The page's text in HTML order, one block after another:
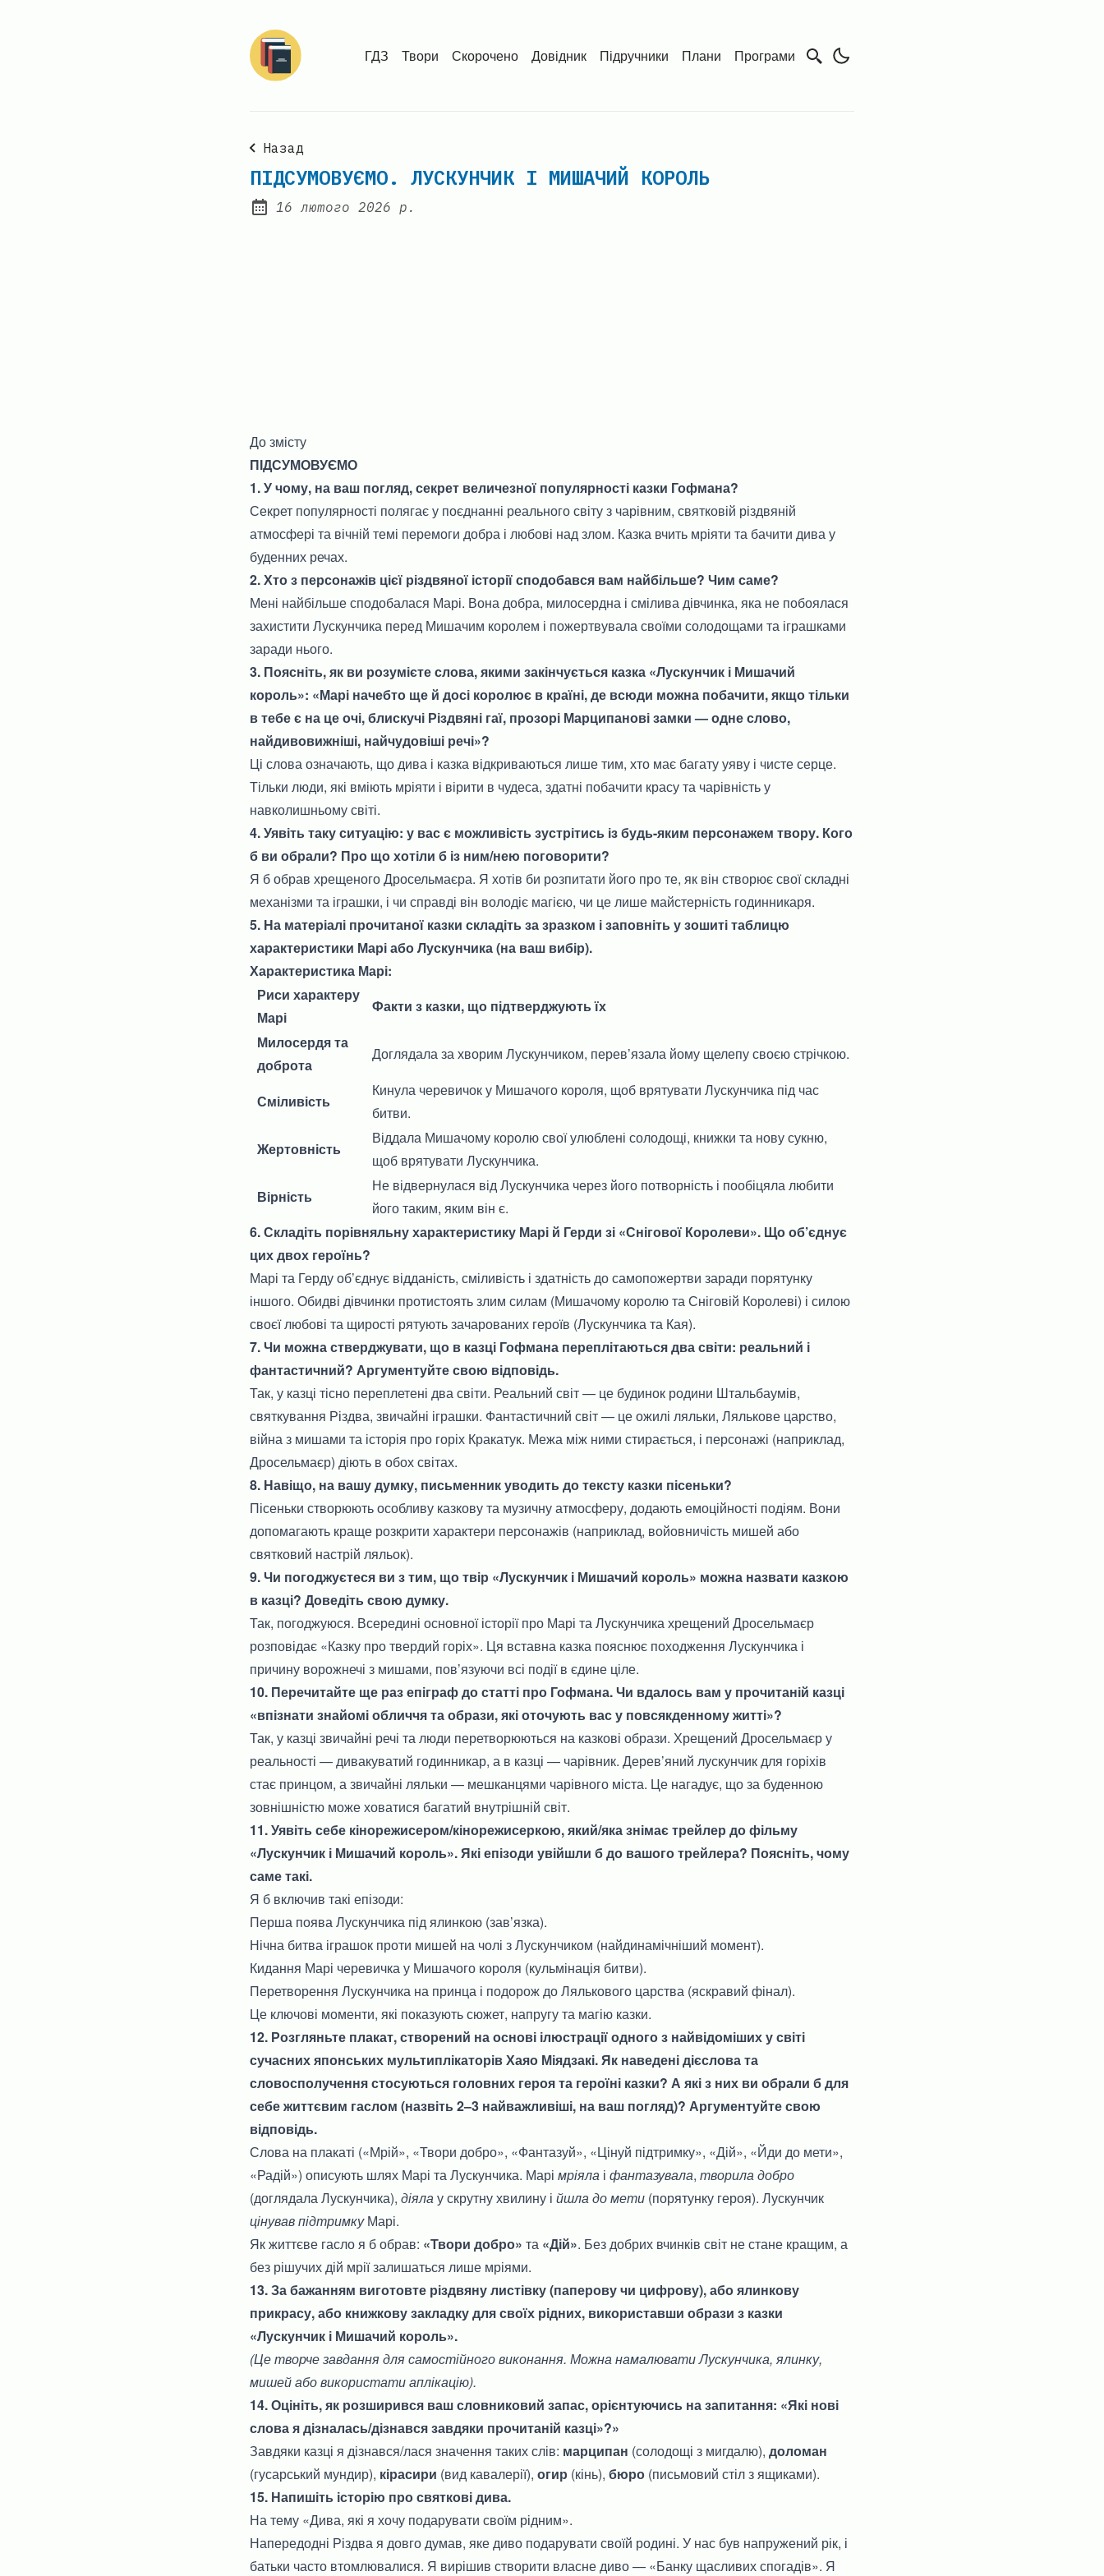
ГДЗ Твори Скорочено Довідник Підручники Плани Програми
Назад
ПІДСУМОВУЄМО. ЛУСКУНЧИК І МИШАЧИЙ КОРОЛЬ
Posted on:
16 лютого 2026 р.
До змісту
ПІДСУМОВУЄМО
1. У чому, на ваш погляд, секрет величезної популярності казки Гофмана?
Секрет популярності полягає у поєднанні реального світу з чарівним, святковій різдвяній
атмосфері та вічній темі перемоги добра і любові над злом. Казка вчить мріяти та бачити дива у
буденних речах.
2. Хто з персонажів цієї різдвяної історії сподобався вам найбільше? Чим саме?
Мені найбільше сподобалася Марі. Вона добра, милосердна і смілива дівчинка, яка не побоялася
захистити Лускунчика перед Мишачим королем і пожертвувала своїми солодощами та іграшками
заради нього.
3. Поясніть, як ви розумієте слова, якими закінчується казка «Лускунчик і Мишачий
король»: «Марі начебто ще й досі королює в країні, де всюди можна побачити, якщо тільки
в тебе є на це очі, блискучі Різдвяні гаї, прозорі Марципанові замки — одне слово,
найдивовижніші, найчудовіші речі»?
Ці слова означають, що дива і казка відкриваються лише тим, хто має багату уяву і чисте серце.
Тільки люди, які вміють мріяти і вірити в чудеса, здатні побачити красу та чарівність у
навколишньому світі.
4. Уявіть таку ситуацію: у вас є можливість зустрітись із будь-яким персонажем твору. Кого
б ви обрали? Про що хотіли б із ним/нею поговорити?
Я б обрав хрещеного Дросельмаєра. Я хотів би розпитати його про те, як він створює свої складні
механізми та іграшки, і чи справді він володіє магією, чи це лише майстерність годинникаря.
5. На матеріалі прочитаної казки складіть за зразком і заповніть у зошиті таблицю
характеристики Марі або Лускунчика (на ваш вибір).
Характеристика Марі:
Риси характеру
Марі
Факти з казки, що підтверджують їх
Милосердя та
доброта
Доглядала за хворим Лускунчиком, перев’язала йому щелепу своєю стрічкою.
Сміливість
Кинула черевичок у Мишачого короля, щоб врятувати Лускунчика під час
битви.
Жертовність
Віддала Мишачому королю свої улюблені солодощі, книжки та нову сукню,
щоб врятувати Лускунчика.
Вірність
Не відвернулася від Лускунчика через його потворність і пообіцяла любити
його таким, яким він є.
6. Складіть порівняльну характеристику Марі й Герди зі «Снігової Королеви». Що об’єднує
цих двох героїнь?
Марі та Герду об’єднує відданість, сміливість і здатність до самопожертви заради порятунку
іншого. Обидві дівчинки протистоять злим силам (Мишачому королю та Сніговій Королеві) і силою
своєї любові та щирості рятують зачарованих героїв (Лускунчика та Кая).
7. Чи можна стверджувати, що в казці Гофмана переплітаються два світи: реальний і
фантастичний? Аргументуйте свою відповідь.
Так, у казці тісно переплетені два світи. Реальний світ — це будинок родини Штальбаумів,
святкування Різдва, звичайні іграшки. Фантастичний світ — це ожилі ляльки, Лялькове царство,
війна з мишами та історія про горіх Кракатук. Межа між ними стирається, і персонажі (наприклад,
Дросельмаєр) діють в обох світах.
8. Навіщо, на вашу думку, письменник уводить до тексту казки пісеньки?
Пісеньки створюють особливу казкову та музичну атмосферу, додають емоційності подіям. Вони
допомагають краще розкрити характери персонажів (наприклад, войовничість мишей або
святковий настрій ляльок).
9. Чи погоджуєтеся ви з тим, що твір «Лускунчик і Мишачий король» можна назвати казкою
в казці? Доведіть свою думку.
Так, погоджуюся. Всередині основної історії про Марі та Лускунчика хрещений Дросельмаєр
розповідає «Казку про твердий горіх». Ця вставна казка пояснює походження Лускунчика і
причину ворожнечі з мишами, пов’язуючи всі події в єдине ціле.
10. Перечитайте ще раз епіграф до статті про Гофмана. Чи вдалось вам у прочитаній казці
«впізнати знайомі обличчя та образи, які оточують вас у повсякденному житті»?
Так, у казці звичайні речі та люди перетворюються на казкові образи. Хрещений Дросельмаєр у
реальності — дивакуватий годинникар, а в казці — чарівник. Дерев’яний лускунчик для горіхів
стає принцом, а звичайні ляльки — мешканцями чарівного міста. Це нагадує, що за буденною
зовнішністю може ховатися багатий внутрішній світ.
11. Уявіть себе кінорежисером/кінорежисеркою, який/яка знімає трейлер до фільму
«Лускунчик і Мишачий король». Які епізоди увійшли б до вашого трейлера? Поясніть, чому
саме такі.
Я б включив такі епізоди:
Перша поява Лускунчика під ялинкою (зав’язка).
Нічна битва іграшок проти мишей на чолі з Лускунчиком (найдинамічніший момент).
Кидання Марі черевичка у Мишачого короля (кульмінація битви).
Перетворення Лускунчика на принца і подорож до Лялькового царства (яскравий фінал).
Це ключові моменти, які показують сюжет, напругу та магію казки.
12. Розгляньте плакат, створений на основі ілюстрації одного з найвідоміших у світі
сучасних японських мультиплікаторів Хаяо Міядзакі. Як наведені дієслова та
словосполучення стосуються головних героя та героїні казки? А які з них ви обрали б для
себе життєвим гаслом (назвіть 2–3 найважливіші, на ваш погляд)? Аргументуйте свою
відповідь.
Слова на плакаті («Мрій», «Твори добро», «Фантазуй», «Цінуй підтримку», «Дій», «Йди до мети»,
«Радій») описують шлях Марі та Лускунчика. Марі мріяла і фантазувала, творила добро
(доглядала Лускунчика), діялау скрутну хвилину і йшла до мети (порятунку героя). Лускунчик
цінував підтримкуМарі.
Як життєве гасло я б обрав: «Твори добро» та «Дій». Без добрих вчинків світ не стане кращим, а
без рішучих дій мрії залишаться лише мріями.
13. За бажанням виготовте різдвяну листівку (паперову чи цифрову), або ялинкову
прикрасу, або книжкову закладку для своїх рідних, використавши образи з казки
«Лускунчик і Мишачий король».
(Це творче завдання для самостійного виконання. Можна намалювати Лускунчика, ялинку,
мишей або використати аплікацію).
14. Оцініть, як розширився ваш словниковий запас, орієнтуючись на запитання: «Які нові
слова я дізналась/дізнався завдяки прочитаній казці»?»
Завдяки казці я дізнався/лася значення таких слів: марципан (солодощі з мигдалю), доломан
(гусарський мундир), кірасири (вид кавалерії), огир (кінь), бюро (письмовий стіл з ящиками).
15. Напишіть історію про святкові дива.
На тему «Дива, які я хочу подарувати своїм рідним».
Напередодні Різдва я довго думав, яке диво подарувати своїй родині. У нас був напружений рік, і
батьки часто втомлювалися. Я вирішив створити власне диво — «Банку щасливих спогадів». Я